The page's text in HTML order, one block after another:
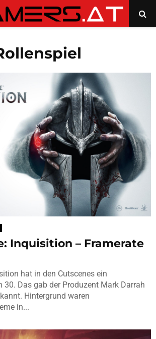
Inquisition – Framerate
hat in den Cutscenes ein
30. Das gab der Produzent Mark Darrah
Hintergrund waren
in...